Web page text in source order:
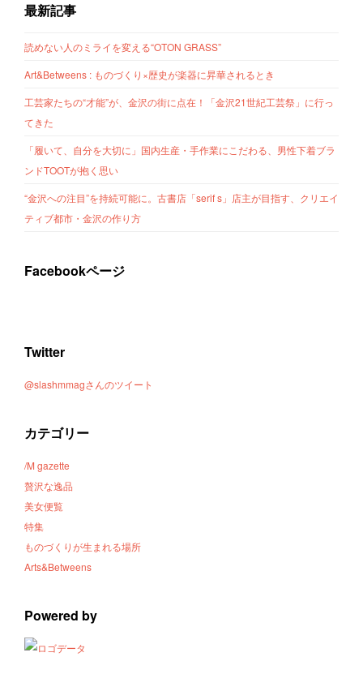
最新記事
読めない人のミライを変える“OTON GRASS”
Art&Betweens : ものづくり×歴史が楽器に昇華されるとき
工芸家たちの“才能”が、金沢の街に点在！「金沢21世紀工芸祭」に行っ
てきた
「履いて、自分を大切に」国内生産・手作業にこだわる、男性下着ブラ
ンドTOOTが抱く思い
“金沢への注目”を持続可能に。古書店「serif s」店主が目指す、クリエイ
ティブ都市・金沢の作り方
Facebookページ
Twitter
@slashmmagさんのツイート
カテゴリー
/M gazette
贅沢な逸品
美女便覧
特集
ものづくりが生まれる場所
Arts&Betweens
Powered by